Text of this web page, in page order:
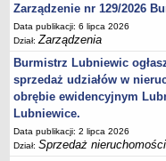
Plan ogólny
Plan ogólny - opiniowanie
Plan ogólny -
MPZP.1_IV.11.98
MPZP.2_XIV.105.2000
MPZP.3_XXIV.177.2001
MPZP.4_XXVII.234.2010
Zarządzenie nr 129/2026
Data publikacji: 6 lipca 2026
Dział:Zarządzenia
Burmistrz Lubniewic
sprzedaż udziałów w
obrębie ewidencyjnym
Lubniewice.
Data publikacji: 2 lipca 2026
Dział:Sprzedaż nieruchomości